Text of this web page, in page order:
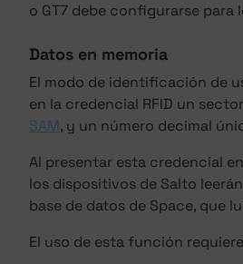
o GT7 debe configurarse para
Datos en memoria
El modo de identificación de
en la credencial RFID un
SAM, y un número decimal
Al presentar esta credencial
los dispositivos de Salto
base de datos de Space, que
El uso de esta función